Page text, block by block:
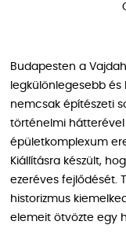
Budapesten a
legkülönlegesebb
nemcsak építészeti
történelmi hátterével
épületkomplexum
Kiállításra készült,
ezeréves fejlődését.
historizmus
elemeit ötvözte egy